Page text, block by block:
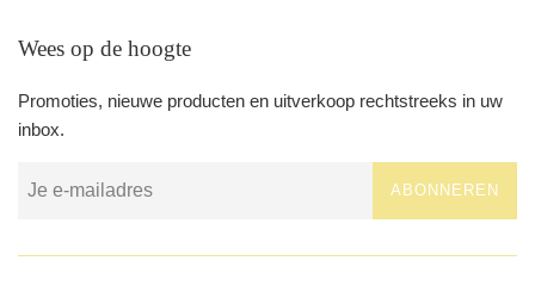
Wees op de hoogte
Promoties, nieuwe producten en uitverkoop rechtstreeks in uw
inbox.
ABONNEREN